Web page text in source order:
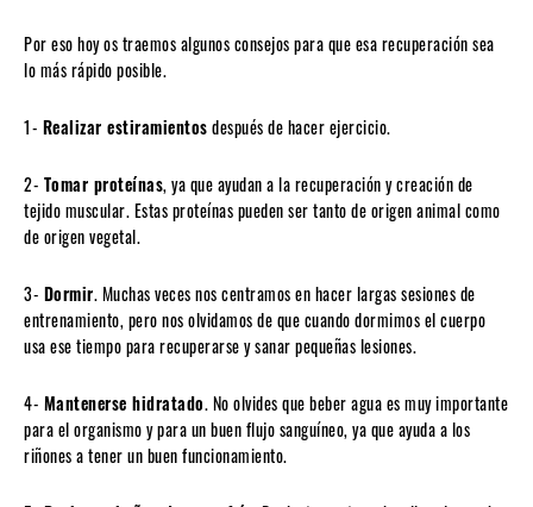
Por eso hoy os traemos algunos consejos para que esa recuperación sea
lo más rápido posible.
1- Realizar estiramientosdespués de hacer ejercicio.
2- Tomar proteínas, ya que ayudan a la recuperación y creación de
tejido muscular. Estas proteínas pueden ser tanto de origen animal como
de origen vegetal.
3- Dormir. Muchas veces nos centramos en hacer largas sesiones de
entrenamiento, pero nos olvidamos de que cuando dormimos el cuerpo
usa ese tiempo para recuperarse y sanar pequeñas lesiones.
4- Mantenerse hidratado. No olvides que beber agua es muy importante
para el organismo y para un buen flujo sanguíneo, ya que ayuda a los
riñones a tener un buen funcionamiento.